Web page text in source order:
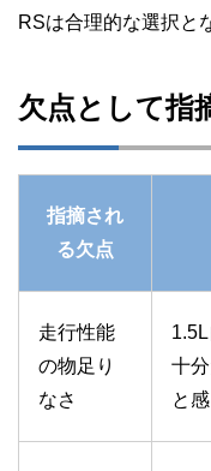
RSは合理的な選択と
欠点として指
指摘され
る欠点
走行性能
の物足り
なさ
十
と